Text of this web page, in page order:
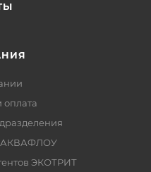
оплата
АКВАФЛОУ
ЭКОТРИТ